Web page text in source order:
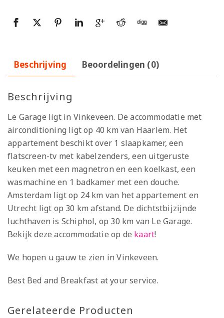
Beschrijving Beoordelingen (0)
Beschrijving
Le Garage ligt in Vinkeveen. De accommodatie met
airconditioning ligt op 40 km van Haarlem. Het
appartement beschikt over 1 slaapkamer, een
flatscreen-tv met kabelzenders, een uitgeruste
keuken met een magnetron en een koelkast, een
wasmachine en 1 badkamer met een douche.
Amsterdam ligt op 24 km van het appartement en
Utrecht ligt op 30 km afstand. De dichtstbijzijnde
luchthaven is Schiphol, op 30 km van Le Garage.
Bekijk deze accommodatie op de kaart!
We hopen u gauw te zien in Vinkeveen.
Best Bed and Breakfast at your service.
Gerelateerde Producten